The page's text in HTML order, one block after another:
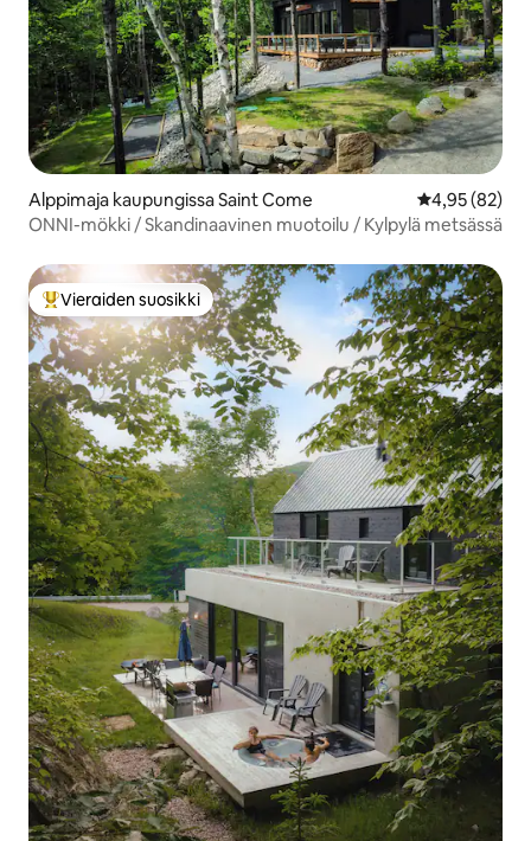
Alppimaja kaupungissa Saint Come
4,95 (82)
ONNI-mökki / Skandinaavinen muotoilu / Kylpylä metsässä
Vieraiden suosikkien parhaimmistoa
Vieraiden suosikki